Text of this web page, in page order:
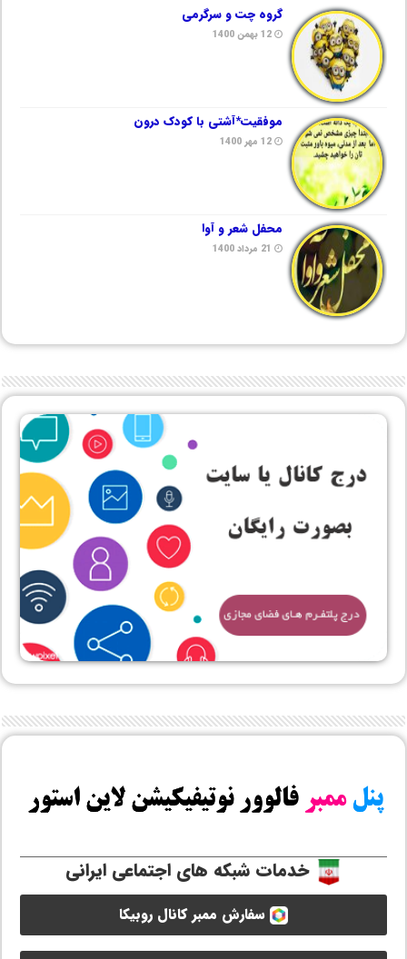
گروه چت و سرگرمی
12 بهمن 1400
موفقیت*آشتی با کودک درون
12 مهر 1400
محفل شعر و آوا
21 مرداد 1400
خدمات شبکه های اجتماعی ایرانی
سفارش ممبر کانال روبیکا